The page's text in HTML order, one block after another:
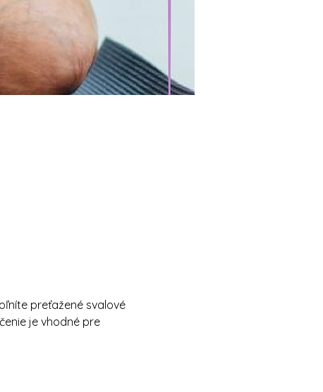
preťažené svalové
je vhodné pre